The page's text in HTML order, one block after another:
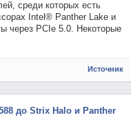
среди которых есть
Intel® Panther Lake и
через PCIe 5.0. Некоторые
Источник
до Strix Halo и Panther